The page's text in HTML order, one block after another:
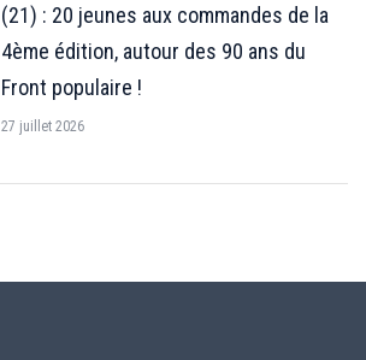
(21) : 20 jeunes aux commandes de la
4ème édition, autour des 90 ans du
Front populaire !
27 juillet 2026